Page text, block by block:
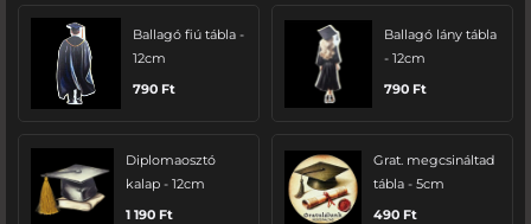
Ballagó fiú tábla -
12cm
790 Ft
Ballagó lány tábla
- 12cm
790 Ft
Diplomaosztó
kalap - 12cm
1 190 Ft
Grat. megcsináltad
tábla - 5cm
490 Ft